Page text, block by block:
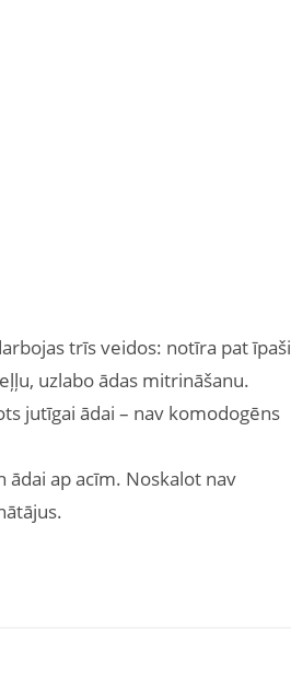
trīs veidos: notīra pat īpaši
uzlabo ādas mitrināšanu.
jutīgai ādai – nav komodogēns
ādai ap acīm. Noskalot nav